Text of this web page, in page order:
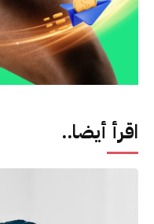
اقرأ أيضا..